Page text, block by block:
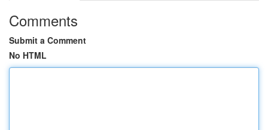
Comments
Submit a Comment
No HTML